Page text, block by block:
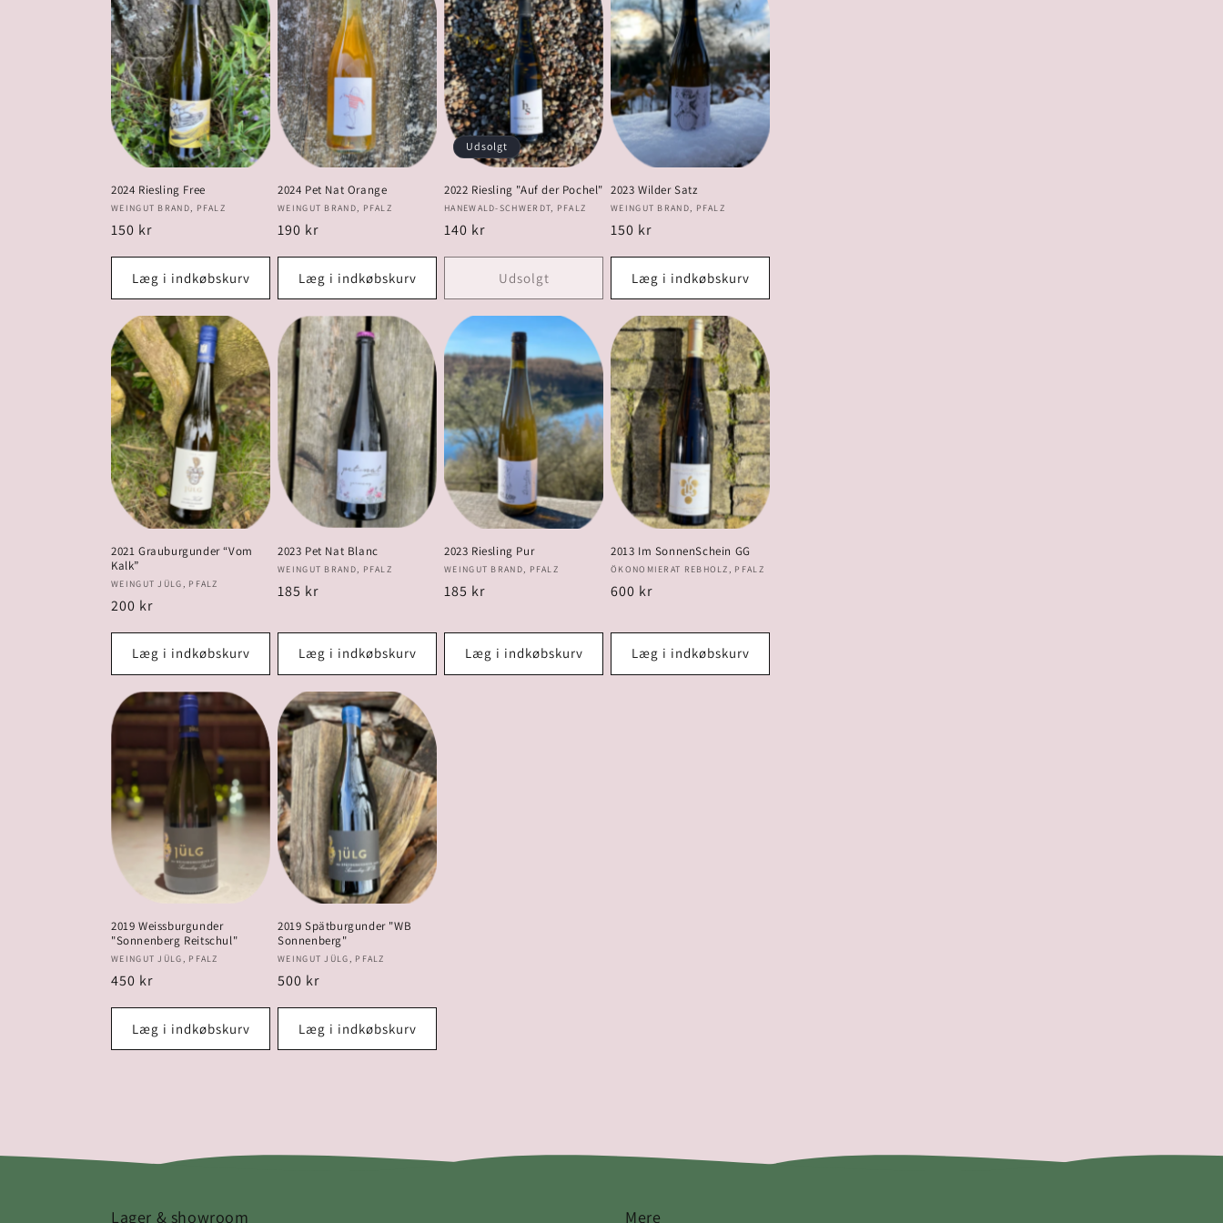
k
t
i
o
n
2024 Riesling Free
Forhandler:
WEINGUT BRAND, PFALZ
Normalpris
150 kr
Læg i indkøbskurv
2024 Pet Nat Orange
Forhandler:
WEINGUT BRAND, PFALZ
Normalpris
190 kr
Læg i indkøbskurv
Udsolgt
2022 Riesling "Auf der Pochel"
Forhandler:
HANEWALD-SCHWERDT, PFALZ
Normalpris
140 kr
Udsolgt
2023 Wilder Satz
Forhandler:
WEINGUT BRAND, PFALZ
Normalpris
150 kr
Læg i indkøbskurv
2021 Grauburgunder “Vom
Kalk”
Forhandler:
WEINGUT JÜLG, PFALZ
Normalpris
200 kr
Læg i indkøbskurv
2023 Pet Nat Blanc
Forhandler:
WEINGUT BRAND, PFALZ
Normalpris
185 kr
Læg i indkøbskurv
2023 Riesling Pur
Forhandler:
WEINGUT BRAND, PFALZ
Normalpris
185 kr
Læg i indkøbskurv
2013 Im SonnenSchein GG
Forhandler:
ÖKONOMIERAT REBHOLZ, PFALZ
Normalpris
600 kr
Læg i indkøbskurv
2019 Weissburgunder
"Sonnenberg Reitschul"
Forhandler:
WEINGUT JÜLG, PFALZ
Normalpris
450 kr
Læg i indkøbskurv
2019 Spätburgunder "WB
Sonnenberg"
Forhandler:
WEINGUT JÜLG, PFALZ
Normalpris
500 kr
Læg i indkøbskurv
Lager & showroom Mere